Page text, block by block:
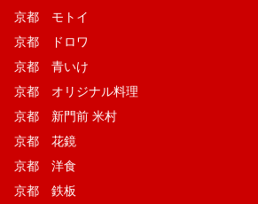
京都 モトイ
京都 ドロワ
京都 青いけ
京都 オリジナル料理
京都 新門前 米村
京都 花鏡
京都 洋食
京都 鉄板